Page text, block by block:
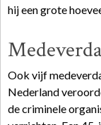
hij een grote
Ook vijf
Nederland
de criminele